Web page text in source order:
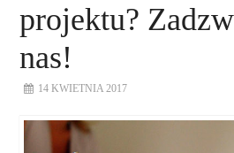
projektu?
nas!
14 KWIETNIA 2017